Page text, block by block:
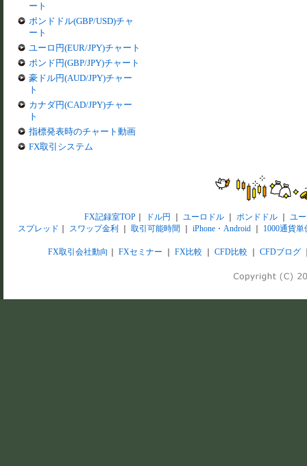
ート
ポンドドル(GBP/USD)チャ
ート
ユーロ円(EUR/JPY)チャート
ポンド円(GBP/JPY)チャート
豪ドル円(AUD/JPY)チャー
ト
カナダ円(CAD/JPY)チャー
ト
指標発表時のチャート動画
FX取引システム
FX記録室TOP｜ ドル円 ユーロドル｜ ポンドドル｜ ユ
スプレッド
スワップ金利 取引可能時間 iPhone・Android 1000通貨単
FX取引会社動向 FXセミナー FX比較 CFD比較 CFDブログ